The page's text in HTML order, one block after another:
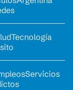
Tecnología
Servicios